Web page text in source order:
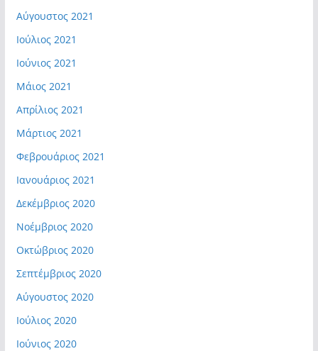
Αύγουστος 2021
Ιούλιος 2021
Ιούνιος 2021
Μάιος 2021
Απρίλιος 2021
Μάρτιος 2021
Φεβρουάριος 2021
Ιανουάριος 2021
Δεκέμβριος 2020
Νοέμβριος 2020
Οκτώβριος 2020
Σεπτέμβριος 2020
Αύγουστος 2020
Ιούλιος 2020
Ιούνιος 2020